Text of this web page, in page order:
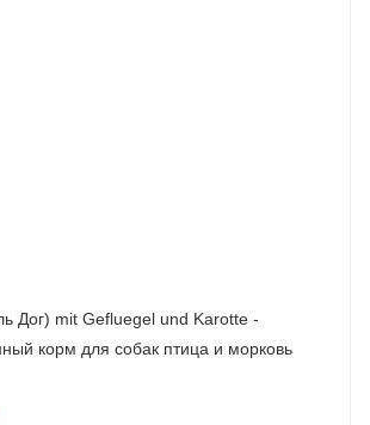
Дог) mit Gefluegel und Karotte -
корм для собак птица и морковь